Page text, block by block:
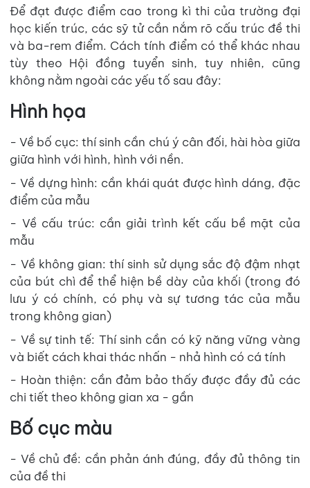
Để đạt được điểm cao trong kì thi của trường đại
học kiến trúc, các sỹ tử cần nắm rõ cấu trúc đề thi
và ba-rem điểm. Cách tính điểm có thể khác nhau
tùy theo Hội đồng tuyển sinh, tuy nhiên, cũng
không nằm ngoài các yếu tố sau đây:
Hình họa
- Về bố cục: thí sinh cần chú ý cân đối, hài hòa giữa
giữa hình với hình, hình với nền.
- Về dựng hình: cần khái quát được hình dáng, đặc
điểm của mẫu
- Về cấu trúc: cần giải trình kết cấu bề mặt của
mẫu
- Về không gian: thí sinh sử dụng sắc độ đậm nhạt
của bút chì để thể hiện bề dày của khối (trong đó
lưu ý có chính, có phụ và sự tương tác của mẫu
trong không gian)
- Về sự tinh tế: Thí sinh cần có kỹ năng vững vàng
và biết cách khai thác nhấn - nhả hình có cá tính
- Hoàn thiện: cần đảm bảo thấy được đầy đủ các
chi tiết theo không gian xa - gần
Bố cục màu
- Về chủ đề: cần phản ánh đúng, đầy đủ thông tin
của đề thi